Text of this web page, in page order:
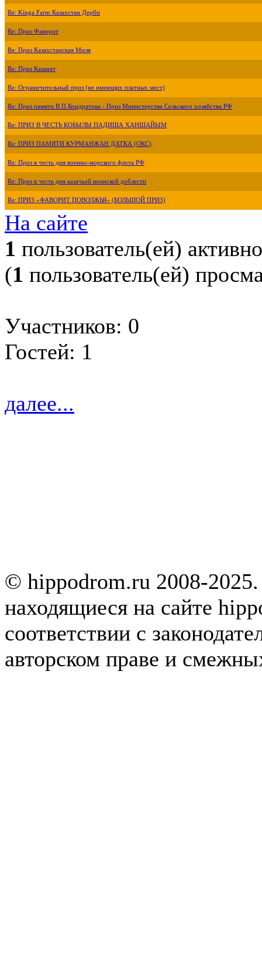
Re: Kinga Farm Казахстан Дерби
Re: Приз Фаворит
Re: Приз Казахстанская Миля
Re: Приз Казанат
Re: Ограничительный приз (не имеющих платных мест)
Re: Приз памяти В.П.Кондратова - Приз Министерства Сельского хозяйства РФ
Re: ПРИЗ В ЧЕСТЬ КОБЫЛЫ ПАДИША ХАНШАЙЫМ
Re: ПРИЗ ПАМЯТИ КУРМАНЖАН ДАТКА (ОКС)
Re: Приз в честь дня военно-морского флота РФ
Re: Приз в честь дня казачьей воинской доблести
Re: ПРИЗ «ФАВОРИТ ПОВОЛЖЬЯ» (БОЛЬШОЙ ПРИЗ)
На сайте
1 пользователь(ей) активно
(1 пользователь(ей)
Участников: 0
Гостей: 1
далее...
© hippodrom.ru 2008-
находящиеся на сайте
соответствии с
авторском праве и